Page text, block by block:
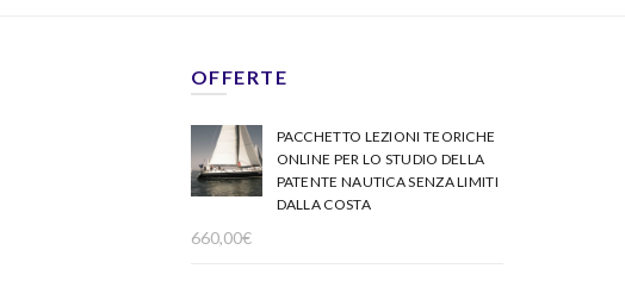
OFFERTE
PACCHETTO LEZIONI TEORICHE
ONLINE PER LO STUDIO DELLA
PATENTE NAUTICA SENZA LIMITI
DALLA COSTA
660,00€